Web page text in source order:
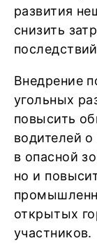
развития
снизить
Внедрение
угольных
повысить
водителей
в опасной
но и
открытых
участников.